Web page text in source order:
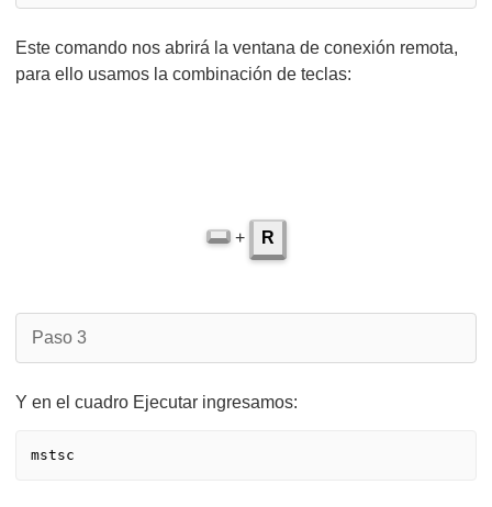
Este comando nos abrirá la ventana de conexión remota,
para ello usamos la combinación de teclas:
+ R
Paso 3
Y en el cuadro Ejecutar ingresamos:
mstsc